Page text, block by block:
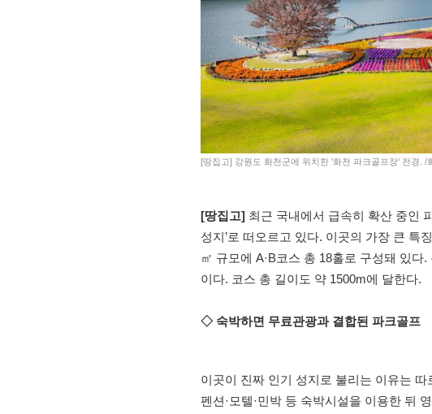
[땅집고] 강원도 화천군에 위치한 '화천 파크골프장' 전경. /
[땅집고] 최근 국내에서 급속히 확산 중인
성지’로 떠오르고 있다. 이곳의 가장 큰 특
㎡ 규모에 A·B코스 총 18홀로 구성돼 있
이다. 코스 총 길이도 약 1500m에 달한다.
◇ 숙박하면 무료관광과 결합된 파크골프
이곳이 진짜 인기 성지로 불리는 이유는
펜션·모텔·민박 등 숙박시설을 이용한 뒤